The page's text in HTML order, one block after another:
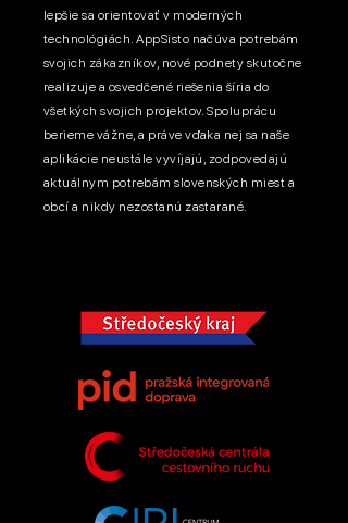
lepšie sa orientovať v moderných
technológiách. AppSisto načúva potrebám
svojich zákazníkov, nové podnety skutočne
realizuje a osvedčené riešenia šíria do
všetkých svojich projektov. Spoluprácu
berieme vážne, a práve vďaka nej sa naše
aplikácie neustále vyvíjajú, zodpovedajú
aktuálnym potrebám slovenských miest a
obcí a nikdy nezostanú zastarané.